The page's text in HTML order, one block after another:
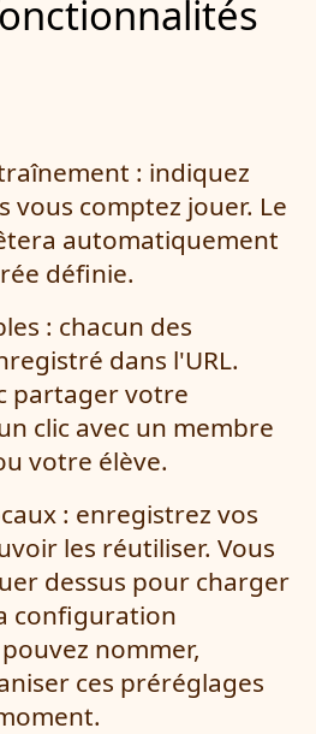
: indiquez
vous comptez jouer. Le
automatiquement
définie.
: chacun des
dans l'URL.
partager votre
clic avec un membre
votre élève.
: enregistrez vos
les réutiliser. Vous
dessus pour charger
configuration
nommer,
ces préréglages